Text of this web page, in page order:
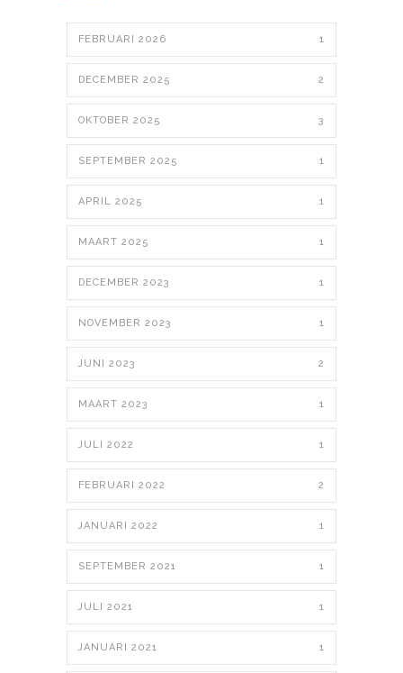
FEBRUARI 2026 1
DECEMBER 2025 2
OKTOBER 2025 3
SEPTEMBER 2025 1
APRIL 2025 1
MAART 2025 1
DECEMBER 2023 1
NOVEMBER 2023 1
JUNI 2023 2
MAART 2023 1
JULI 2022 1
FEBRUARI 2022 2
JANUARI 2022 1
SEPTEMBER 2021 1
JULI 2021 1
JANUARI 2021 1